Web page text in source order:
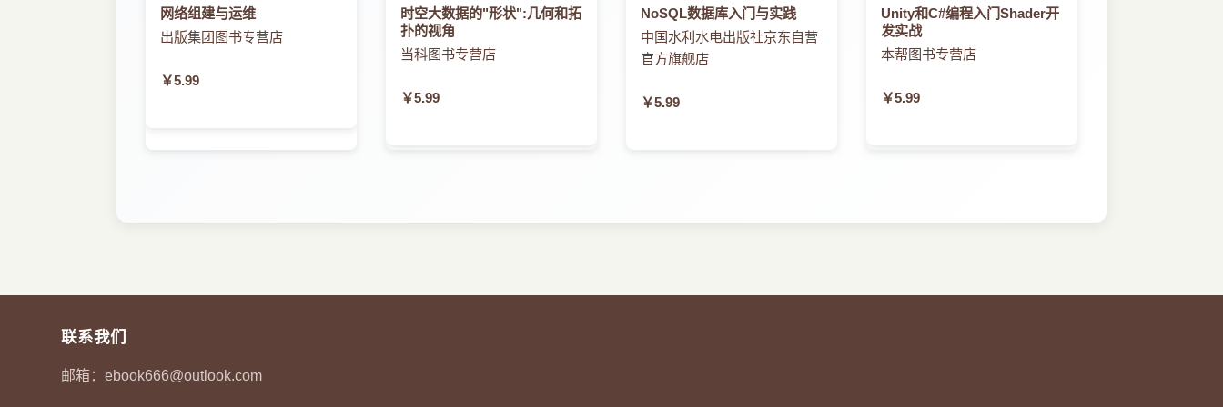
网络组建与运维
出版集团图书专营店
￥5.99
时空大数据的"形状":几何和拓
扑的视角
当科图书专营店
￥5.99
NoSQL数据库入门与实践
中国水利水电出版社京东自营
官方旗舰店
￥5.99
Unity和C#编程入门Shader开
发实战
本帮图书专营店
￥5.99
联系我们
邮箱：ebook666@outlook.com